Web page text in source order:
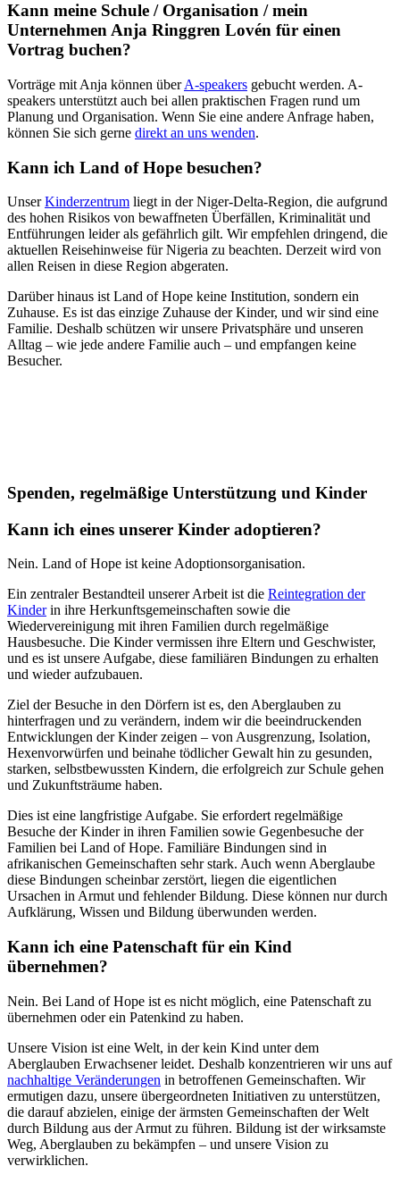
Kann meine Schule / Organisation / mein
Unternehmen Anja Ringgren Lovén für einen
Vortrag buchen?
Vorträge mit Anja können überA-speakers gebucht werden. A-
speakers unterstützt auch bei allen praktischen Fragen rund um
Planung und Organisation. Wenn Sie eine andere Anfrage haben,
können Sie sich gerne direkt an uns wenden.
Kann ich Land of Hope besuchen?
UnserKinderzentrum liegt in der Niger-Delta-Region, die aufgrund
des hohen Risikos von bewaffneten Überfällen, Kriminalität und
Entführungen leider als gefährlich gilt. Wir empfehlen dringend, die
aktuellen Reisehinweise für Nigeria zu beachten. Derzeit wird von
allen Reisen in diese Region abgeraten.
Darüber hinaus ist Land of Hope keine Institution, sondern ein
Zuhause. Es ist das einzige Zuhause der Kinder, und wir sind eine
Familie. Deshalb schützen wir unsere Privatsphäre und unseren
Alltag – wie jede andere Familie auch – und empfangen keine
Besucher.
Spenden, regelmäßige Unterstützung und Kinder
Kann ich eines unserer Kinder adoptieren?
Nein. Land of Hope ist keine Adoptionsorganisation.
Ein zentraler Bestandteil unserer Arbeit ist die Reintegration der
Kinderin ihre Herkunftsgemeinschaften sowie die
Wiedervereinigung mit ihren Familien durch regelmäßige
Hausbesuche. Die Kinder vermissen ihre Eltern und Geschwister,
und es ist unsere Aufgabe, diese familiären Bindungen zu erhalten
und wieder aufzubauen.
Ziel der Besuche in den Dörfern ist es, den Aberglauben zu
hinterfragen und zu verändern, indem wir die beeindruckenden
Entwicklungen der Kinder zeigen – von Ausgrenzung, Isolation,
Hexenvorwürfen und beinahe tödlicher Gewalt hin zu gesunden,
starken, selbstbewussten Kindern, die erfolgreich zur Schule gehen
und Zukunftsträume haben.
Dies ist eine langfristige Aufgabe. Sie erfordert regelmäßige
Besuche der Kinder in ihren Familien sowie Gegenbesuche der
Familien bei Land of Hope. Familiäre Bindungen sind in
afrikanischen Gemeinschaften sehr stark. Auch wenn Aberglaube
diese Bindungen scheinbar zerstört, liegen die eigentlichen
Ursachen in Armut und fehlender Bildung. Diese können nur durch
Aufklärung, Wissen und Bildung überwunden werden.
Kann ich eine Patenschaft für ein Kind
übernehmen?
Nein. Bei Land of Hope ist es nicht möglich, eine Patenschaft zu
übernehmen oder ein Patenkind zu haben.
Unsere Vision ist eine Welt, in der kein Kind unter dem
Aberglauben Erwachsener leidet. Deshalb konzentrieren wir uns auf
nachhaltige Veränderungen in betroffenen Gemeinschaften. Wir
ermutigen dazu, unsere übergeordneten Initiativen zu unterstützen,
die darauf abzielen, einige der ärmsten Gemeinschaften der Welt
durch Bildung aus der Armut zu führen. Bildung ist der wirksamste
Weg, Aberglauben zu bekämpfen – und unsere Vision zu
verwirklichen.